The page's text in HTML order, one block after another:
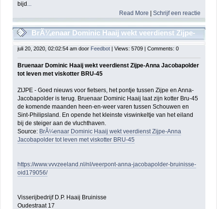
bijd ...
Read More |Schrijf een reactie
BrÃ¼enaar Dominic Haaij wekt veerdienst Zijpe-
Anna Jacobapolder tot leven met viskotter BRU-45
juli 20, 2020, 02:02:54 am door Feedbot| Views: 5709 | Comments: 0
Bruenaar Dominic Haaij wekt veerdienst Zijpe-Anna Jacobapolder
tot leven met viskotter BRU-45
ZIJPE - Goed nieuws voor fietsers, het pontje tussen Zijpe en Anna-
Jacobapolder is terug. Bruenaar Dominic Haaij laat zijn kotter Bru-45
de komende maanden heen-en-weer varen tussen Schouwen en
Sint-Philipsland. En opende het kleinste viswinkeltje van het eiland
bij de steiger aan de vluchthaven.
Source: BrÃ¼enaar Dominic Haaij wekt veerdienst Zijpe-Anna
Jacobapolder tot leven met viskotter BRU-45
https://www.vvvzeeland.nl/nl/veerpont-anna-jacobapolder-bruinisse-
oid179056/
Visserijbedrijf D.P. Haaij Bruinisse
Oudestraat 17